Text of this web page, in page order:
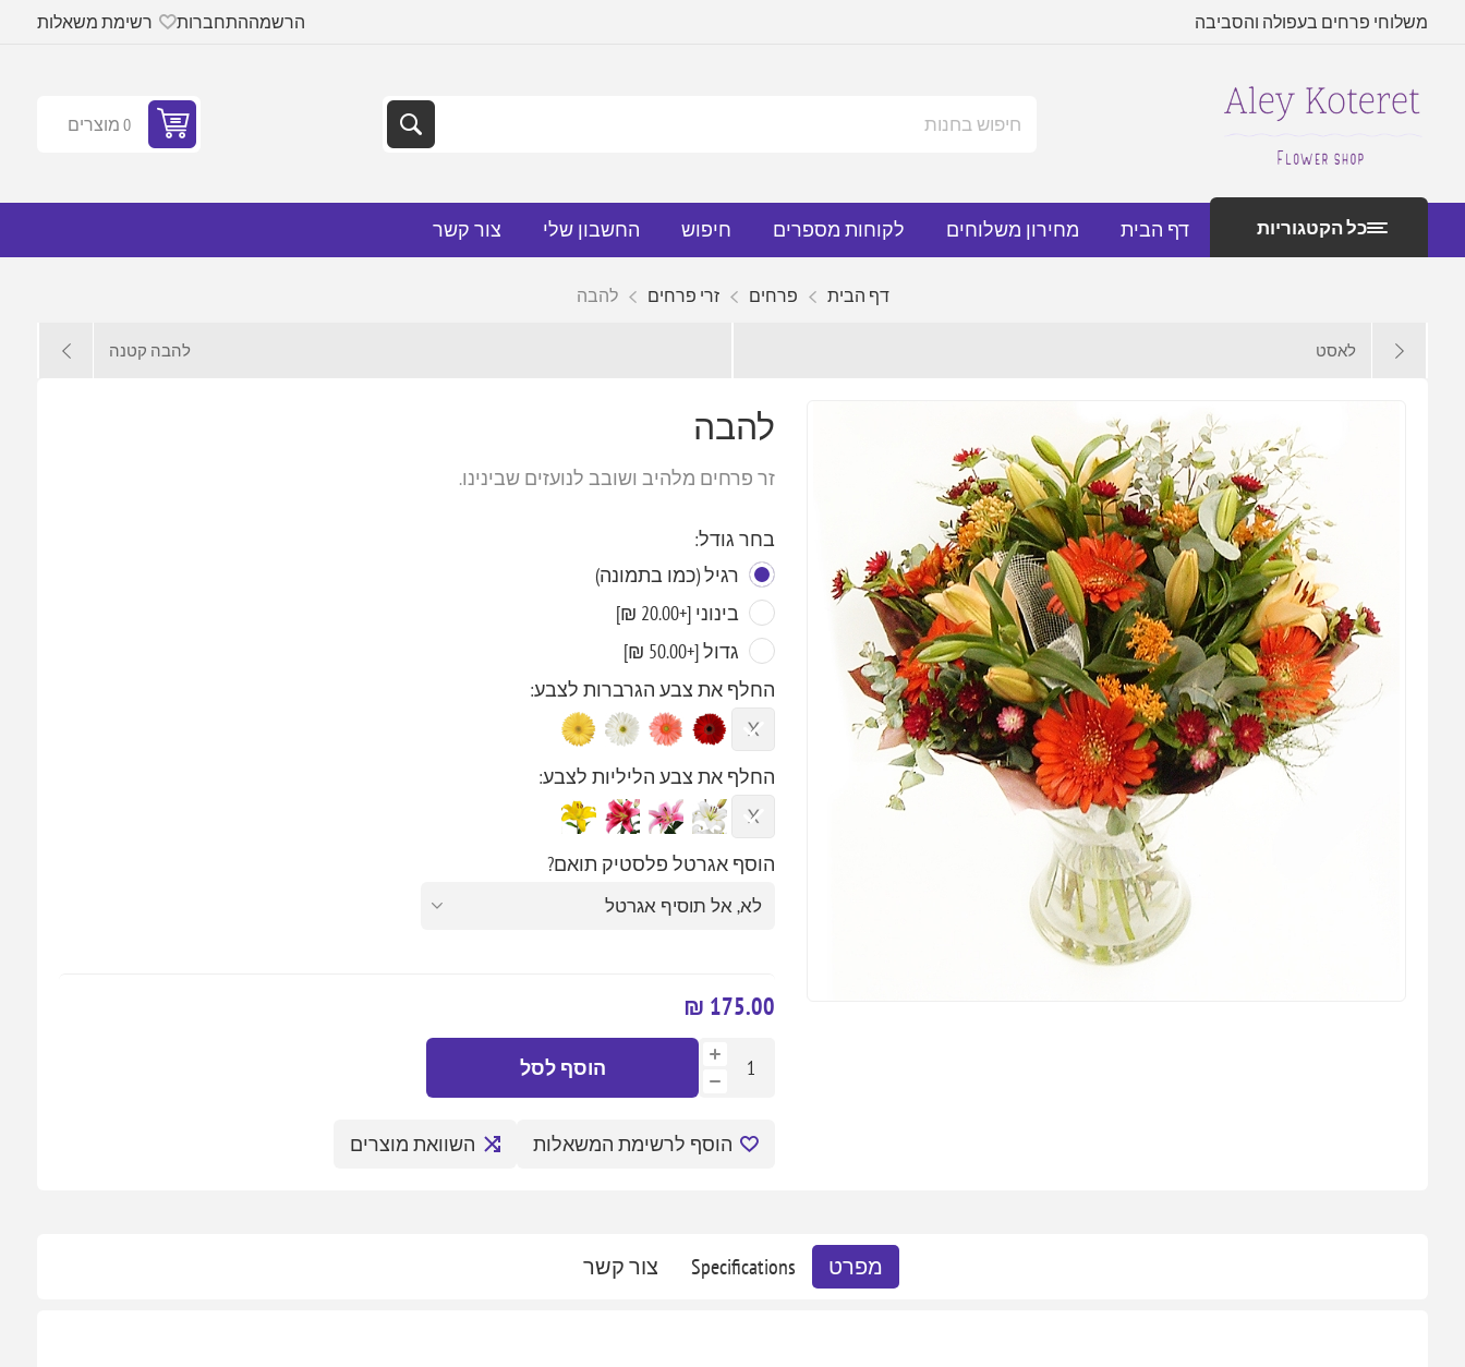
משלוחי פרחים בעפולה והסביבה הרשמההתחברות רשימת משאלות
0 מוצרים
כל הקטגוריות דף הבית מחירון משלוחים לקוחות מספרים חיפוש החשבון שלי צור קשר
דף הבית פרחים זרי פרחים להבה
לאסט להבה קטנה
להבה
זר פרחים מלהיב ושובב לנועזים שבינינו.
בחר גודל:
רגיל (כמו בתמונה)
בינוני [+20.00 ₪]
גדול [+50.00 ₪]
החלף את צבע הגרברות לצבע:
החלף את צבע הליליות לצבע:
הוסף אגרטל פלסטיק תואם?
175.00 ₪
הוסף לסל
הוסף לרשימת המשאלות השוואת מוצרים
מפרט Specifications צור קשר